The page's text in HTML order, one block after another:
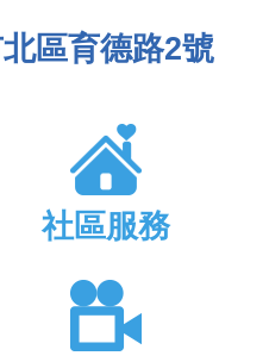
區育德路2號
社區服務